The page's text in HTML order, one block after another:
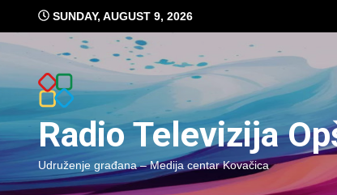
content
SUNDAY, AUGUST 9, 2026
Radio Televizija
Udruženje građana – Medija centar Kovačica